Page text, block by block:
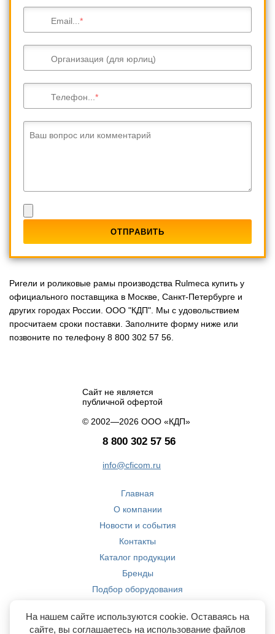
Email...
Организация (для юрлиц)
Телефон...
Ваш вопрос или комментарий
Ригели и роликовые рамы производства Rulmeca купить у
официального поставщика в Москве, Санкт-Петербурге и
других городах России. ООО "КДП". Мы с удовольствием
просчитаем сроки поставки. Заполните форму ниже или
позвоните по телефону 8 800 302 57 56.
Сайт не является
публичной офертой
© 2002—2026 ООО «КДП»
8 800 302 57 56
info@cficom.ru
Главная
О компании
Новости и события
Контакты
Каталог продукции
Бренды
Подбор оборудования
Компетенции
На нашем сайте используются cookie. Оставаясь на
сайте, вы соглашаетесь на использование файлов